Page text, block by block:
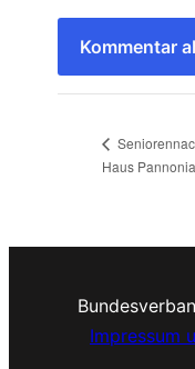
Haus Pannonia
Impressum